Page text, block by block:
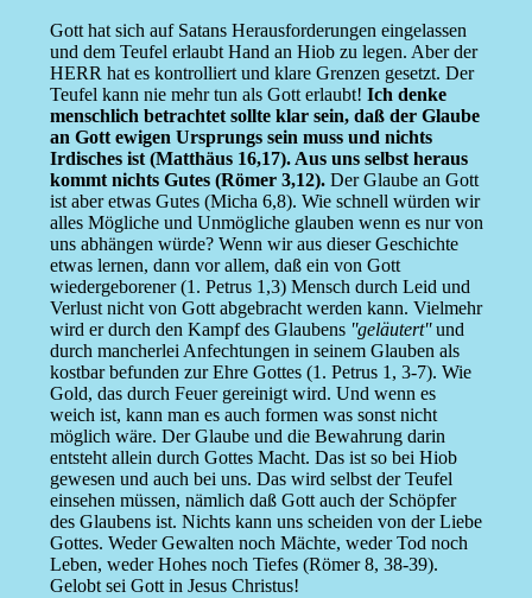
Gott hat sich auf Satans Herausforderungen eingelassen
und dem Teufel erlaubt Hand an Hiob zu legen. Aber der
HERR hat es kontrolliert und klare Grenzen gesetzt. Der
Teufel kann nie mehr tun als Gott erlaubt! Ich denke
menschlich betrachtet sollte klar sein, daß der Glaube
an Gott ewigen Ursprungs sein muss und nichts
Irdisches ist (Matthäus 16,17). Aus uns selbst heraus
kommt nichts Gutes (Römer 3,12).Der Glaube an Gott
ist aber etwas Gutes (Micha 6,8). Wie schnell würden wir
alles Mögliche und Unmögliche glauben wenn es nur von
uns abhängen würde? Wenn wir aus dieser Geschichte
etwas lernen, dann vor allem, daß ein von Gott
wiedergeborener (1. Petrus 1,3) Mensch durch Leid und
Verlust nicht von Gott abgebracht werden kann. Vielmehr
wird er durch den Kampf des Glaubens ''geläutert''und
durch mancherlei Anfechtungen in seinem Glauben als
kostbar befunden zur Ehre Gottes (1. Petrus 1, 3-7). Wie
Gold, das durch Feuer gereinigt wird. Und wenn es
weich ist, kann man es auch formen was sonst nicht
möglich wäre. Der Glaube und die Bewahrung darin
entsteht allein durch Gottes Macht. Das ist so bei Hiob
gewesen und auch bei uns. Das wird selbst der Teufel
einsehen müssen, nämlich daß Gott auch der Schöpfer
des Glaubens ist. Nichts kann uns scheiden von der Liebe
Gottes. Weder Gewalten noch Mächte, weder Tod noch
Leben, weder Hohes noch Tiefes (Römer 8, 38-39).
Gelobt sei Gott in Jesus Christus!